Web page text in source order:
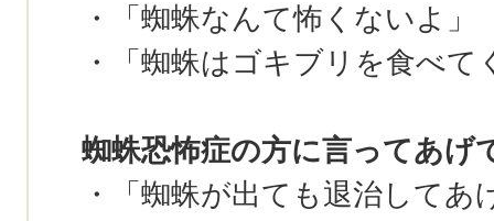
・「蜘蛛なんて怖くないよ」
・「蜘蛛はゴキブリを食べて
蜘蛛恐怖症の方に言ってあげ
・「蜘蛛が出ても退治してあ